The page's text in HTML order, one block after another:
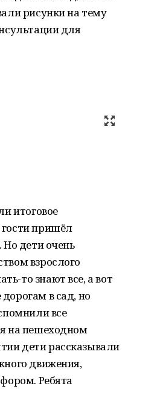
рисунки на тему
для
итоговое
пришёл
дети очень
взрослого
то знают все, а вот
в сад, но
все
на пешеходном
дети рассказывали
движения,
Ребята